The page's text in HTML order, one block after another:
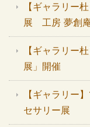
【ギャラリー
展 工房 夢創
【ギャラリー
展」開催
【ギャラリー
セサリー展